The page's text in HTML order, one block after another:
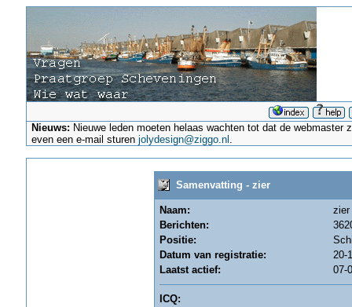
Nieuws: Nieuwe leden moeten helaas wachten tot dat de
even een e-mail sturenjolydesign@ziggo.nl .
Samenvatting - zier
Naam:
zier
Berichten:
Positie:
Datum van registratie:
20-
Laatst actief:
07-
ICQ: